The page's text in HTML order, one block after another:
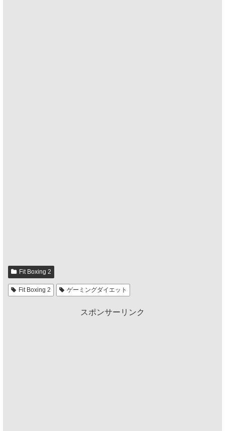
Fit Boxing 2
Fit Boxing 2 ゲーミングダイエット
スポンサーリンク